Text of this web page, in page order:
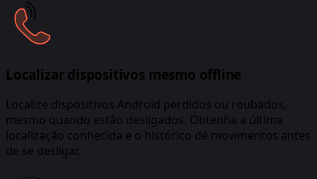
Localizar dispositivos mesmo offline
Localize dispositivos Android perdidos ou roubados,
mesmo quando estão desligados. Obtenha a última
localização conhecida e o histórico de movimentos antes
de se desligar.